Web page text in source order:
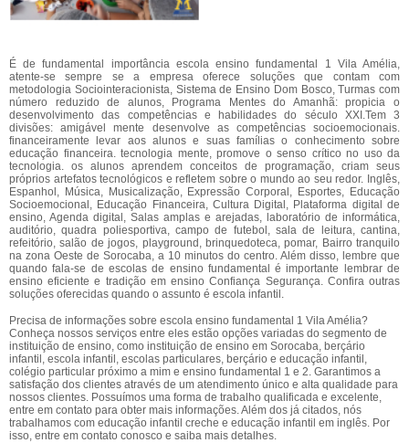
É de fundamental importância escola ensino fundamental 1 Vila Amélia,
atente-se sempre se a empresa oferece soluções que contam com
metodologia Sociointeracionista, Sistema de Ensino Dom Bosco, Turmas com
número reduzido de alunos, Programa Mentes do Amanhã: propicia o
desenvolvimento das competências e habilidades do século XXI.Tem 3
divisões: amigável mente desenvolve as competências socioemocionais.
financeiramente levar aos alunos e suas famílias o conhecimento sobre
educação financeira. tecnologia mente, promove o senso crítico no uso da
tecnologia. os alunos aprendem conceitos de programação, criam seus
próprios artefatos tecnológicos e refletem sobre o mundo ao seu redor. Inglês,
Espanhol, Música, Musicalização, Expressão Corporal, Esportes, Educação
Socioemocional, Educação Financeira, Cultura Digital, Plataforma digital de
ensino, Agenda digital, Salas amplas e arejadas, laboratório de informática,
auditório, quadra poliesportiva, campo de futebol, sala de leitura, cantina,
refeitório, salão de jogos, playground, brinquedoteca, pomar, Bairro tranquilo
na zona Oeste de Sorocaba, a 10 minutos do centro. Além disso, lembre que
quando fala-se de escolas de ensino fundamental é importante lembrar de
ensino eficiente e tradição em ensino Confiança Segurança. Confira outras
soluções oferecidas quando o assunto é escola infantil.
Precisa de informações sobre escola ensino fundamental 1 Vila Amélia?
Conheça nossos serviços entre eles estão opções variadas do segmento de
instituição de ensino, como instituição de ensino em Sorocaba, berçário
infantil, escola infantil, escolas particulares, berçário e educação infantil,
colégio particular próximo a mim e ensino fundamental 1 e 2. Garantimos a
satisfação dos clientes através de um atendimento único e alta qualidade para
nossos clientes. Possuímos uma forma de trabalho qualificada e excelente,
entre em contato para obter mais informações. Além dos já citados, nós
trabalhamos com educação infantil creche e educação infantil em inglês. Por
isso, entre em contato conosco e saiba mais detalhes.